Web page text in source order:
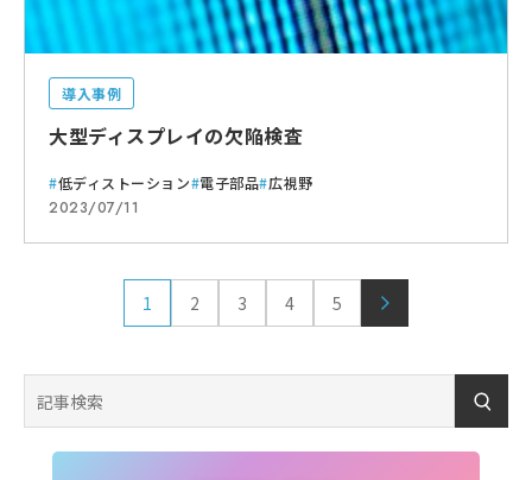
導入事例
大型ディスプレイの欠陥検査
低ディストーション 電子部品 広視野
2023/07/11
1
ページ目
2
ページ目
3
ページ目
4
ページ目
5
ページ目次へ